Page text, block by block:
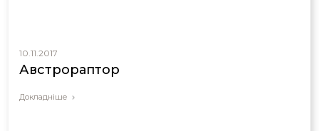
10.11.2017
Австрораптор
Докладніше